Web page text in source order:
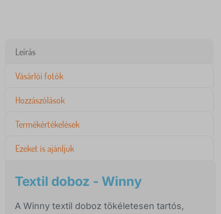
Leírás
Vásárlói fotók
Hozzászólások
Termékértékelések
Ezeket is ajánljuk
Textil doboz - Winny
A Winny textil doboz tökéletesen tartós,